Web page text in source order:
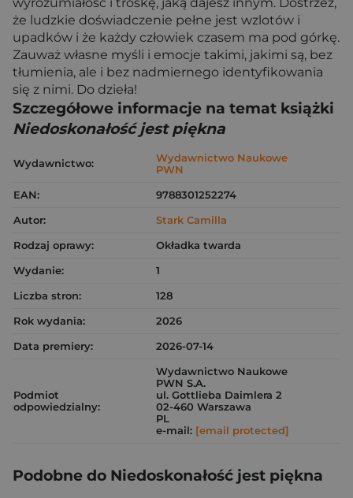
że ludzkie doświadczenie pełne jest wzlotów i
upadków i że każdy człowiek czasem ma pod górkę.
Zauważ własne myśli i emocje takimi, jakimi są, bez
tłumienia, ale i bez nadmiernego identyfikowania
się z nimi. Do dzieła!
Szczegółowe informacje na temat książki
Niedoskonałość jest piękna
Wydawnictwo:
Wydawnictwo Naukowe
PWN
EAN:
9788301252274
Autor:
Stark Camilla
Rodzaj oprawy:
Okładka twarda
Wydanie:
1
Liczba stron:
128
Rok wydania:
2026
Data premiery:
2026-07-14
Podmiot
odpowiedzialny:
Wydawnictwo Naukowe
PWN S.A.
ul. Gottlieba Daimlera 2
02-460 Warszawa
PL
e-mail: [email protected]
Podobne do Niedoskonałość jest piękna